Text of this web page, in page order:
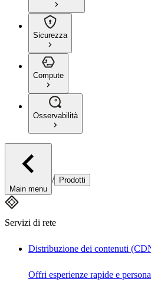
Sicurezza
Compute
Osservabilità
Main menu
/ Prodotti
Servizi di rete
Distribuzione dei contenuti
Offri esperienze rapide e